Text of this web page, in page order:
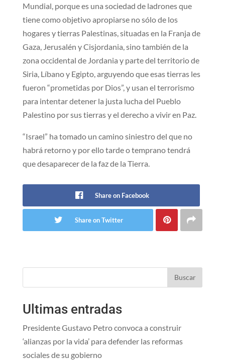
Mundial, porque es una sociedad de ladrones que
tiene como objetivo apropiarse no sólo de los
hogares y tierras Palestinas, situadas en la Franja de
Gaza, Jerusalén y Cisjordania, sino también de la
zona occidental de Jordania y parte del territorio de
Siria, Líbano y Egipto, arguyendo que esas tierras les
fueron “prometidas por Dios”, y usan el terrorismo
para intentar detener la justa lucha del Pueblo
Palestino por sus tierras y el derecho a vivir en Paz.
“Israel” ha tomado un camino siniestro del que no
habrá retorno y por ello tarde o temprano tendrá
que desaparecer de la faz de la Tierra.
Share on Facebook
Share on Twitter
Buscar
Ultimas entradas
Presidente Gustavo Petro convoca a construir
‘alianzas por la vida’ para defender las reformas
sociales de su gobierno